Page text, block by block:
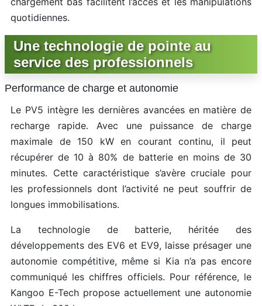
quotidiennes.
Une technologie de pointe au
service des professionnels
Performance de charge et autonomie
Le PV5 intègre les dernières avancées en matière de
recharge rapide. Avec une puissance de charge
maximale de 150 kW en courant continu, il peut
récupérer de 10 à 80% de batterie en moins de 30
minutes. Cette caractéristique s’avère cruciale pour
les professionnels dont l’activité ne peut souffrir de
longues immobilisations.
La technologie de batterie, héritée des
développements des EV6 et EV9, laisse présager une
autonomie compétitive, même si Kia n’a pas encore
communiqué les chiffres officiels. Pour référence, le
Kangoo E-Tech propose actuellement une autonomie